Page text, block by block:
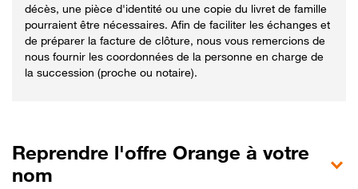
décès, une pièce d'identité ou une copie du livret de famille
pourraient être nécessaires. Afin de faciliter les échanges et
de préparer la facture de clôture, nous vous remercions de
nous fournir les coordonnées de la personne en charge de
la succession (proche ou notaire).
Reprendre l'offre Orange à votre
nom